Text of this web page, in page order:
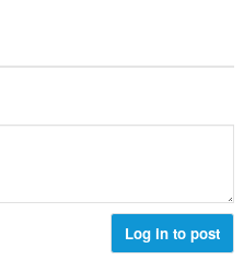
Log in to post